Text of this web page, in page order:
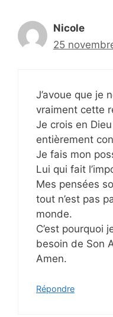
Nicole
25
J’avoue que je
vraiment cette
Je crois en
entièrement
Je fais mon
Lui qui fait
Mes pensées
tout n’est pas
monde.
C’est pourquoi
besoin de Son
Amen.
Répondre